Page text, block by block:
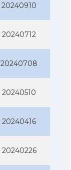
20240910
20240712
20240708
20240510
20240416
20240226